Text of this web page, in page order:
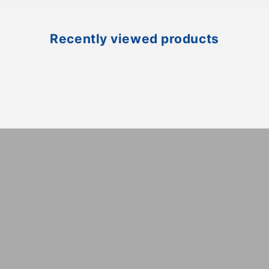
Recently viewed products